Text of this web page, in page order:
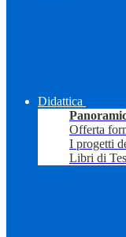
Didattica
Offerta
I progetti
Libri di